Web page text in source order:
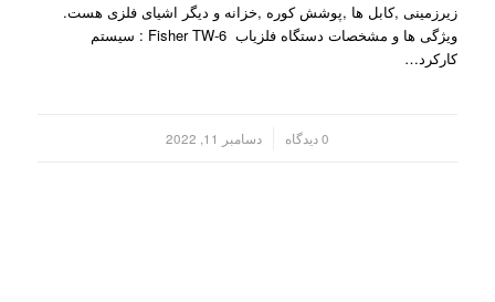
زیرزمینی ,کابل ها ,پوشش کوره ,خزانه و دیگر اشیای فلزی هست.
ویژگی ها و مشخصات دستگاه فلزیاب Fisher TW-6 : سیستم
کارکرد…
0 دیدگاه دسامبر 11, 2022